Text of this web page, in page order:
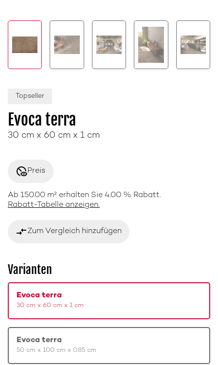
Topseller
Evoca terra
30 cm x 60 cm x 1 cm
disabled_visiblePreis
Ab 150.00 m² erhalten Sie 4.00 % Rabatt.
Rabatt-Tabelle anzeigen.
compare_arrowsZum Vergleich hinzufügen
Varianten
Evoca terra
30 cm x 60 cm x 1 cm
Evoca terra
50 cm x 100 cm x 0.85 cm